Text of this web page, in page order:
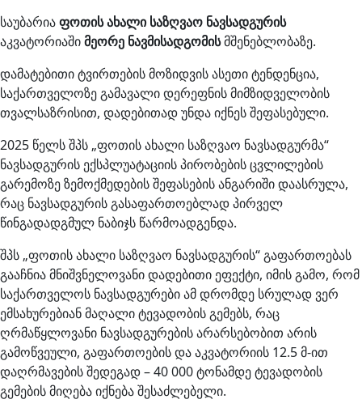
საუბარიაფოთის ახალი საზღვაო ნავსადგურის
აკვატორიაშიმეორე ნავმისადგომისმშენებლობაზე.
დამატებითი ტვირთების მოზიდვის ასეთი ტენდენცია,
საქართველოზე გამავალი დერეფნის მიმზიდველობის
თვალსაზრისით, დადებითად უნდა იქნეს შეფასებული.
2025 წელს შპს „ფოთის ახალი საზღვაო ნავსადგურმა“
ნავსადგურის ექსპლუატაციის პირობების ცვლილების
გარემოზე ზემოქმედების შეფასების ანგარიში დაასრულა,
რაც ნავსადგურის გასაფართოებლად პირველ
წინგადადგმულ ნაბიჯს წარმოადგენდა.
შპს „ფოთის ახალი საზღვაო ნავსადგურის“ გაფართოებას
გააჩნია მნიშვნელოვანი დადებითი ეფექტი, იმის გამო, რომ
საქართველოს ნავსადგურები ამ დრომდე სრულად ვერ
ემსახურებიან მაღალი ტევადობის გემებს, რაც
ღრმაწყლოვანი ნავსადგურების არარსებობით არის
გამოწვეული, გაფართოების და აკვატორიის 12.5 მ-ით
დაღრმავების შედეგად – 40 000 ტონამდე ტევადობის
გემების მიღება იქნება შესაძლებელი.